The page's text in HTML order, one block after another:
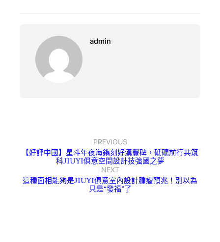
admin
PREVIOUS
【好評中國】星斗年夜海鐫刻好漢豐碑，砥礪前行共筑
科JIUYI俱意空間設計技強國之夢
NEXT
這種面相能夠是JIUYI俱意室內設計腫瘤預兆！別以為
只是“發福”了